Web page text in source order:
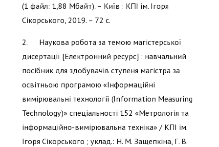
(1 файл: 1,88 Мбайт). – Київ : КПІ ім. Ігоря
Сікорського, 2019. – 72 с.
2. Наукова робота за темою магістерської
дисертації [Електронний ресурс] : навчальний
посібник для здобувачів ступеня магістра за
освітньою програмою «Інформаційні
вимірювальні технології (Information Measuring
Technology)» спеціальності 152 «Метрологія та
інформаційно-вимірювальна техніка» / КПІ ім.
Ігоря Сікорського ; уклад.: Н. М. Защепкіна, Г. В.